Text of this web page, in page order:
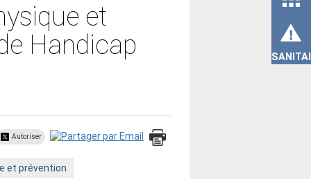
et
Handicap
Autoriser
et prévention